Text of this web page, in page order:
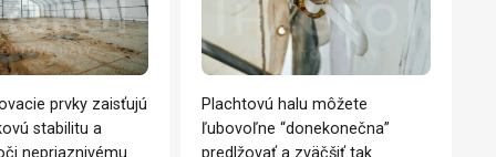
prvky zaisťujú
stabilitu a
Plachtovú halu môžete
ľubovoľne “donekonečna”